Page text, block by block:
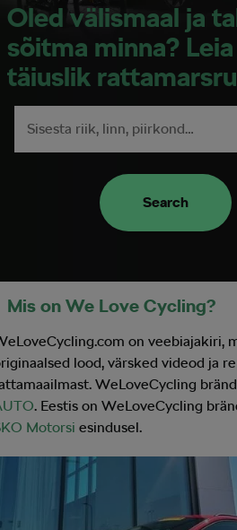
Oled välismaal ja
sõitma minna?
täiuslik
Search
Mis on We Love Cycling?
on veebiajakiri,
lood, värsked videod ja
WeLoveCycling
. Eestis on WeLoveCycling
Motorsi esindusel.